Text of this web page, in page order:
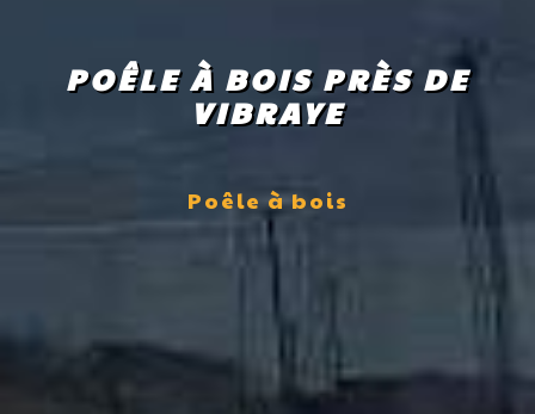
POÊLE À BOIS PRÈS DE
VIBRAYE
Poêle à bois